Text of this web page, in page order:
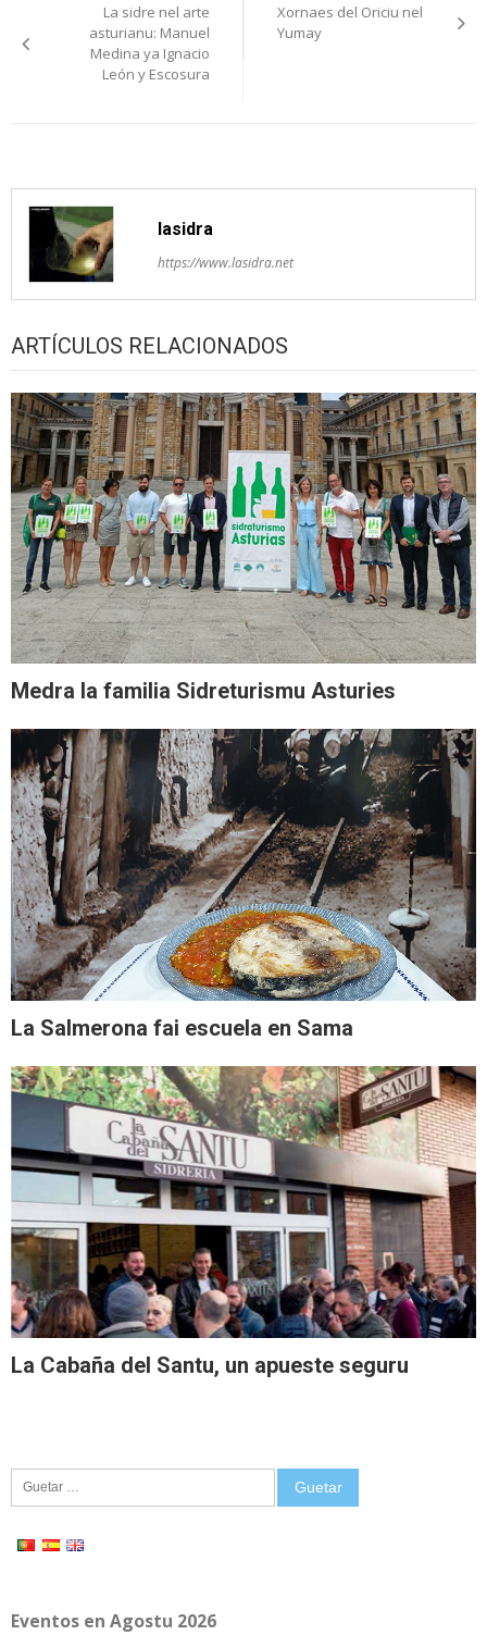
pelos
artículos
La sidre nel arte
asturianu: Manuel
Medina ya Ignacio
León y Escosura
Xornaes del Oriciu nel
Yumay
lasidra
https://www.lasidra.net
ARTÍCULOS RELACIONADOS
Medra la familia Sidreturismu Asturies
La Salmerona fai escuela en Sama
La Cabaña del Santu, un apueste seguru
Eventos en Agostu 2026